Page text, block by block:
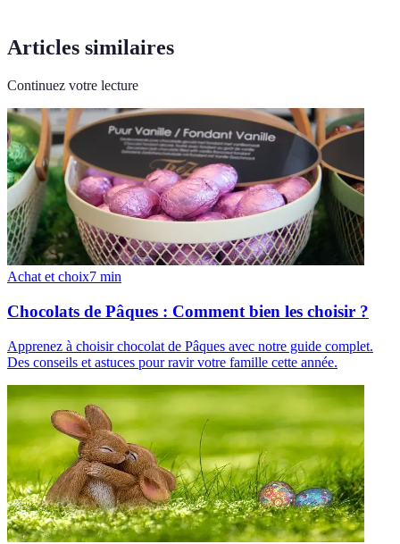
Articles similaires
Continuez votre lecture
Achat et choix7 min
Chocolats de Pâques : Comment bien les choisir ?
Apprenez à choisir chocolat de Pâques avec notre guide complet.
Des conseils et astuces pour ravir votre famille cette année.